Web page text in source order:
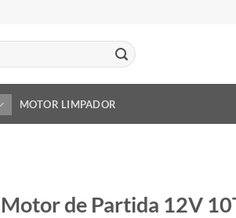
MOTOR LIMPADOR
Motor de Partida 12V